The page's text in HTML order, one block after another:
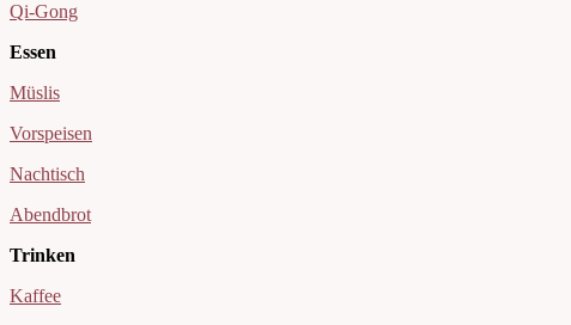
Qi-Gong
Essen
Müslis
Vorspeisen
Nachtisch
Abendbrot
Trinken
Kaffee